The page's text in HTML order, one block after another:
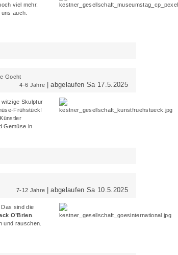
viel mehr.
auch.
Gocht
4-6 Jahre | abgelaufen Sa 17.5.2025
witzige Skulptur
Frühstück!
Gemüse in
7-12 Jahre | abgelaufen Sa 10.5.2025
sind die
O’Brien
und rauschen.